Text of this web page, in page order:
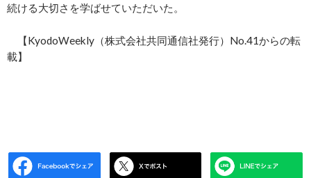
続ける大切さを学ばせていただいた。
【KyodoWeekly（株式会社共同通信社発行）No.41からの転
載】